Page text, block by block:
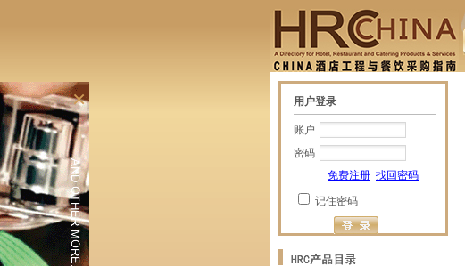
× 用户登录
账户
密码
免费注册 找回密码
记住密码